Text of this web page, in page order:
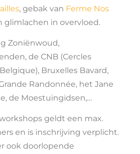
, gebak van Ferme Nos
glimlachen in overvloed.
Zoniënwoud,
de CNB (Cercles
Bruxelles Bavard,
Randonnée, het Jane
de Moestuingidsen,…
geldt een max.
en is inschrijving verplicht.
ook doorlopende